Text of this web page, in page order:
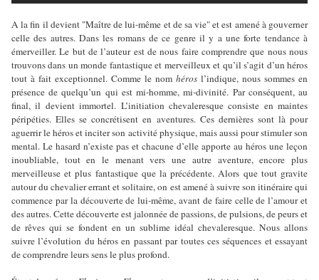
A la fin il devient "Maître de lui-même et de sa vie" et est amené à gouverner
celle des autres. Dans les romans de ce genre il y a une forte tendance à
émerveiller. Le but de l’auteur est de nous faire comprendre que nous nous
trouvons dans un monde fantastique et merveilleux et qu’il s’agit d’un héros
tout à fait exceptionnel. Comme le nom héros l’indique, nous sommes en
présence de quelqu’un qui est mi-homme, mi-divinité. Par conséquent, au
final, il devient immortel. L’initiation chevaleresque consiste en maintes
péripéties. Elles se concrétisent en aventures. Ces dernières sont là pour
aguerrir le héros et inciter son activité physique, mais aussi pour stimuler son
mental. Le hasard n’existe pas et chacune d’elle apporte au héros une leçon
inoubliable, tout en le menant vers une autre aventure, encore plus
merveilleuse et plus fantastique que la précédente. Alors que tout gravite
autour du chevalier errant et solitaire, on est amené à suivre son itinéraire qui
commence par la découverte de lui-même, avant de faire celle de l’amour et
des autres. Cette découverte est jalonnée de passions, de pulsions, de peurs et
de rêves qui se fondent en un sublime idéal chevaleresque. Nous allons
suivre l’évolution du héros en passant par toutes ces séquences et essayant
de comprendre leurs sens le plus profond.